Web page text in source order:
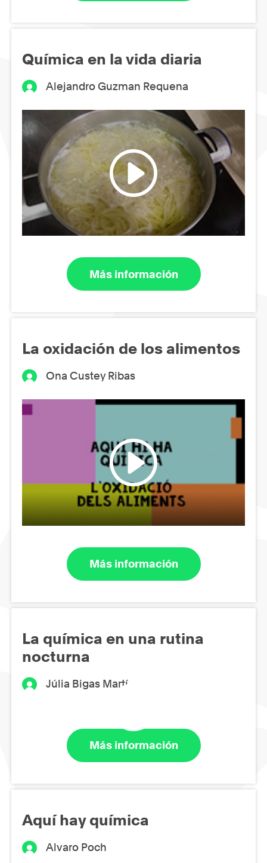
Química en la vida diaria
Alejandro Guzman Requena
Más información
La oxidación de los alimentos
Ona Custey Ribas
Más información
La química en una rutina
nocturna
Júlia Bigas Martí
Más información
Aquí hay química
Alvaro Poch